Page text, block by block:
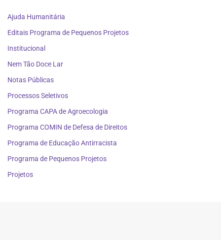
Ajuda Humanitária
Editais Programa de Pequenos Projetos
Institucional
Nem Tão Doce Lar
Notas Públicas
Processos Seletivos
Programa CAPA de Agroecologia
Programa COMIN de Defesa de Direitos
Programa de Educação Antirracista
Programa de Pequenos Projetos
Projetos